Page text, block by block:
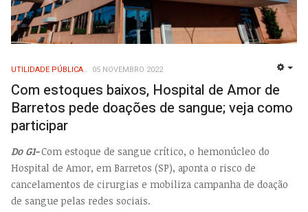
UTILIDADE PÚBLICA 05 NOVEMBRO 2022
Com estoques baixos, Hospital de Amor de
Barretos pede doações de sangue; veja como
participar
Do G1- Com estoque de sangue crítico, o hemonúcleo do
Hospital de Amor, em Barretos (SP), aponta o risco de
cancelamentos de cirurgias e mobiliza campanha de doação
de sangue pelas redes sociais.